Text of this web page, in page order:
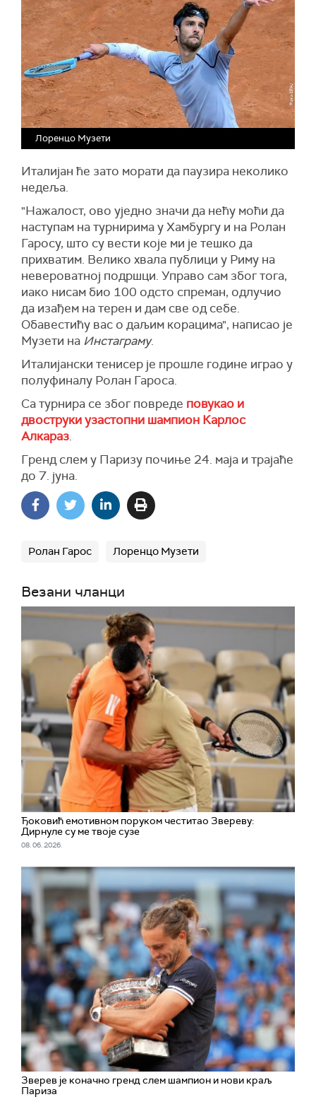
Лоренцо Музети
Италијан ће зато морати да паузира неколико
недеља.
"Нажалост, ово уједно значи да нећу моћи да
наступам на турнирима у Хамбургу и на Ролан
Гаросу, што су вести које ми је тешко да
прихватим. Велико хвала публици у Риму на
невероватној подршци. Управо сам због тога,
иако нисам био 100 одсто спреман, одлучио
да изађем на терен и дам све од себе.
Обавестићу вас о даљим корацима", написао је
Музети на Инстаграму.
Италијански тенисер је прошле године играо у
полуфиналу Ролан Гароса.
Са турнира се због повреде повукао и
двоструки узастопни шампион Карлос
Алкараз.
Гренд слем у Паризу почиње 24. маја и трајаће
до 7. јуна.
Ролан Гарос Лоренцо Музети
Везани чланци
Ђоковић емотивном поруком честитао Звереву:
Дирнуле су ме твоје сузе
08. 06. 2026.
Зверев је коначно гренд слем шампион и нови краљ
Париза